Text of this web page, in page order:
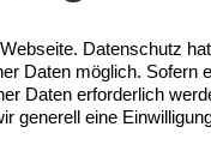
Datenschutz
Daten möglich.
Daten erforderlich
generell eine